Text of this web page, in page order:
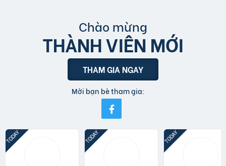
Chào mừng
THÀNH VIÊN MỚI
THAM GIA NGAY
Mời bạn bè tham gia: